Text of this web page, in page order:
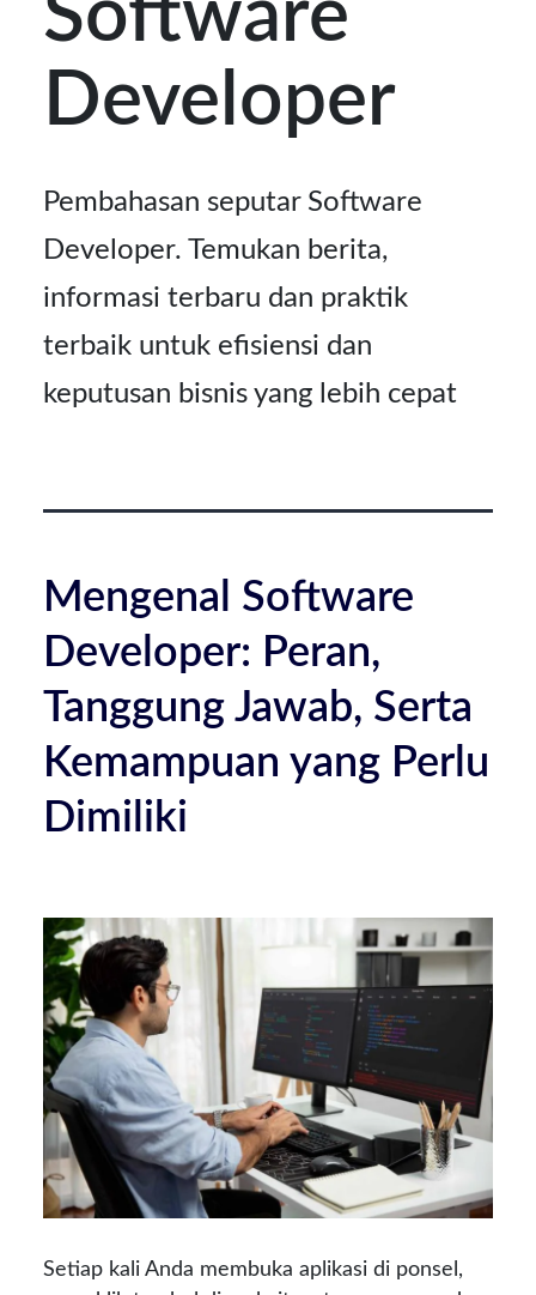
Software
Developer
Pembahasan seputar Software
Developer. Temukan berita,
informasi terbaru dan praktik
terbaik untuk efisiensi dan
keputusan bisnis yang lebih cepat
Mengenal Software
Developer: Peran,
Tanggung Jawab, Serta
Kemampuan yang Perlu
Dimiliki
Setiap kali Anda membuka aplikasi di ponsel,